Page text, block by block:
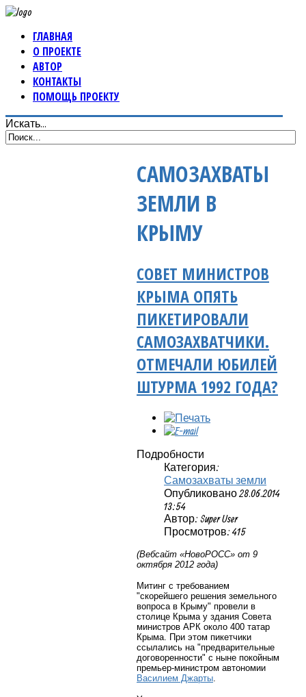
ГЛАВНАЯ
О ПРОЕКТЕ
АВТОР
КОНТАКТЫ
ПОМОЩЬ ПРОЕКТУ
Искать...
САМОЗАХВАТЫ
ЗЕМЛИ В
КРЫМУ
СОВЕТ МИНИСТРОВ
КРЫМА ОПЯТЬ
ПИКЕТИРОВАЛИ
САМОЗАХВАТЧИКИ.
ОТМЕЧАЛИ ЮБИЛЕЙ
ШТУРМА 1992 ГОДА?
Подробности
Категория:
Самозахваты земли
Опубликовано 28.06.2014
13:54
Автор: Super User
Просмотров: 415
(Вебсайт «НовоРОСС» от 9
октября 2012 года)
Митинг с требованием
"скорейшего решения земельного
вопроса в Крыму" провели в
столице Крыма у здания Совета
министров АРК около 400 татар
Крыма. При этом пикетчики
ссылались на "предварительные
договоренности" с ныне покойным
премьер-министром автономии
Василием Джарты